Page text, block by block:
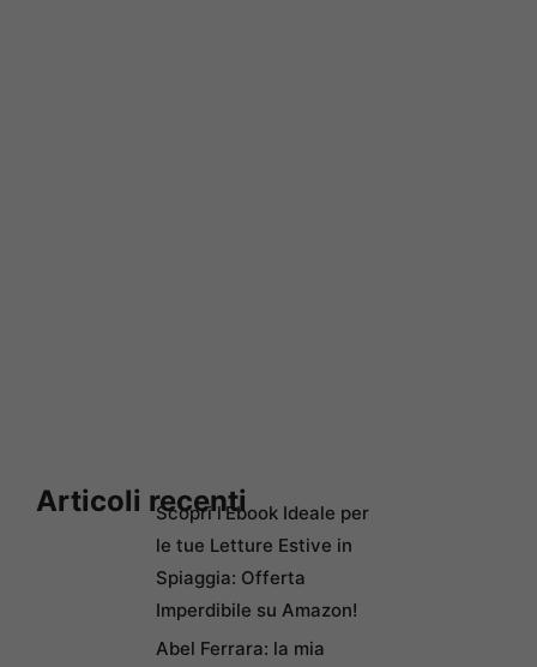
Articoli recentiScopri l’Ebook Ideale per
le tue Letture Estive in
Spiaggia: Offerta
Imperdibile su Amazon!
Abel Ferrara: la mia